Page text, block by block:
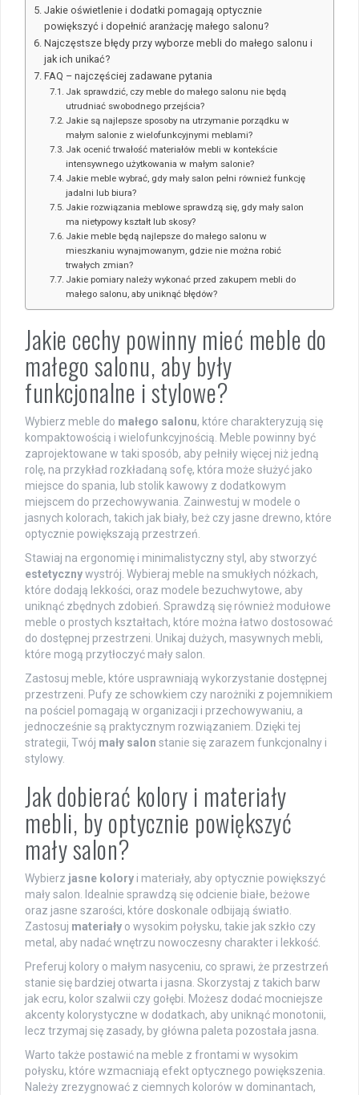
Jakie oświetlenie i dodatki pomagają optycznie
powiększyć i dopełnić aranżację małego salonu?
Najczęstsze błędy przy wyborze mebli do małego salonu i
jak ich unikać?
FAQ – najczęściej zadawane pytania
Jak sprawdzić, czy meble do małego salonu nie będą
utrudniać swobodnego przejścia?
Jakie są najlepsze sposoby na utrzymanie porządku w
małym salonie z wielofunkcyjnymi meblami?
Jak ocenić trwałość materiałów mebli w kontekście
intensywnego użytkowania w małym salonie?
Jakie meble wybrać, gdy mały salon pełni również funkcję
jadalni lub biura?
Jakie rozwiązania meblowe sprawdzą się, gdy mały salon
ma nietypowy kształt lub skosy?
Jakie meble będą najlepsze do małego salonu w
mieszkaniu wynajmowanym, gdzie nie można robić
trwałych zmian?
Jakie pomiary należy wykonać przed zakupem mebli do
małego salonu, aby uniknąć błędów?
Jakie cechy powinny mieć meble do
małego salonu, aby były
funkcjonalne i stylowe?
Wybierz meble do małego salonu, które charakteryzują się
kompaktowością i wielofunkcyjnością. Meble powinny być
zaprojektowane w taki sposób, aby pełniły więcej niż jedną
rolę, na przykład rozkładaną sofę, która może służyć jako
miejsce do spania, lub stolik kawowy z dodatkowym
miejscem do przechowywania. Zainwestuj w modele o
jasnych kolorach, takich jak biały, beż czy jasne drewno, które
optycznie powiększają przestrzeń.
Stawiaj na ergonomię i minimalistyczny styl, aby stworzyć
estetycznywystrój. Wybieraj meble na smukłych nóżkach,
które dodają lekkości, oraz modele bezuchwytowe, aby
uniknąć zbędnych zdobień. Sprawdzą się również modułowe
meble o prostych kształtach, które można łatwo dostosować
do dostępnej przestrzeni. Unikaj dużych, masywnych mebli,
które mogą przytłoczyć mały salon.
Zastosuj meble, które usprawniają wykorzystanie dostępnej
przestrzeni. Pufy ze schowkiem czy narożniki z pojemnikiem
na pościel pomagają w organizacji i przechowywaniu, a
jednocześnie są praktycznym rozwiązaniem. Dzięki tej
strategii, Twój mały salon stanie się zarazem funkcjonalny i
stylowy.
Jak dobierać kolory i materiały
mebli, by optycznie powiększyć
mały salon?
Wybierz jasne kolory i materiały, aby optycznie powiększyć
mały salon. Idealnie sprawdzą się odcienie białe, beżowe
oraz jasne szarości, które doskonale odbijają światło.
Zastosuj materiały o wysokim połysku, takie jak szkło czy
metal, aby nadać wnętrzu nowoczesny charakter i lekkość.
Preferuj kolory o małym nasyceniu, co sprawi, że przestrzeń
stanie się bardziej otwarta i jasna. Skorzystaj z takich barw
jak ecru, kolor szalwii czy gołębi. Możesz dodać mocniejsze
akcenty kolorystyczne w dodatkach, aby uniknąć monotonii,
lecz trzymaj się zasady, by główna paleta pozostała jasna.
Warto także postawić na meble z frontami w wysokim
połysku, które wzmacniają efekt optycznego powiększenia.
Należy zrezygnować z ciemnych kolorów w dominantach,